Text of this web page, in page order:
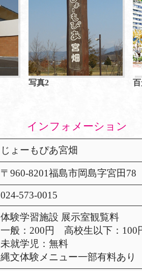
写真2
インフォメーション
じょーもぴあ宮畑
〒960-8201福島市岡島字宮田78
024-573-0015
体験学習施設 展示室観覧料
一般：200円 高校生以下：100
未就学児：無料
縄文体験メニュー一部有料あり